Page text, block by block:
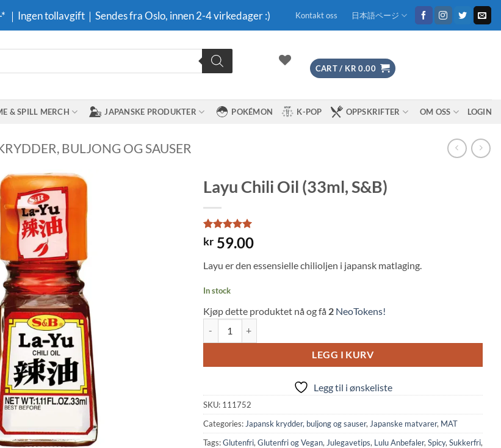
｜Ingen tollavgift｜Sendes fra Oslo, innen 2-4 virkedager :) Kontakt oss 日本語ページ
CART / KR 0.00
& SPILL MERCH JAPANSKE PRODUKTER POKÉMON K-POP OPPSKRIFTER OM OSS LOGIN
BULJONG OG SAUSER
Layu Chili Oil (33ml, S&B)
Rated5
out of 5
2
customer
kr59.00
Layu er den essensielle chilioljen i japansk matlaging.
In stock
Kjøp dette produktet nå og få 2NeoTokens!
LEGG I KURV
Legg til i ønskeliste
SKU: 111752
Categories: Japansk krydder, buljong og sauser, Japanske matvarer, MAT
Tags:Glutenfri, Glutenfri og Vegan, Julegavetips, Lulu Anbefaler, Spicy, Sukkerfri,